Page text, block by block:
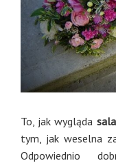
To, jak wygląda
tym, jak weselna
Odpowiednio